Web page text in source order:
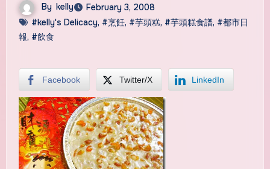
By kelly
February 3, 2008
#kelly's Delicacy, #烹飪, #芋頭糕, #芋頭糕食譜, #都市日
報, #飲食
Facebook Twitter/X LinkedIn